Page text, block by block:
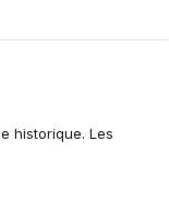
historique. Les